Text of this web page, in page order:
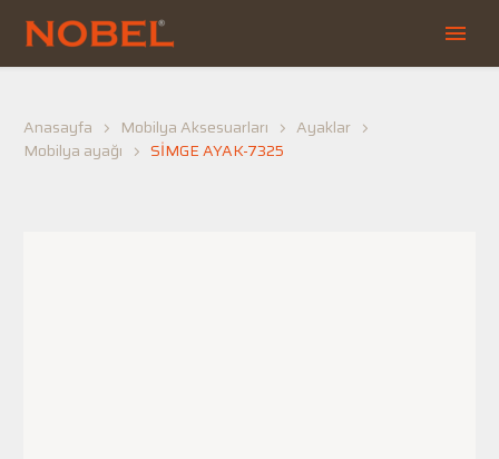
Anasayfa Mobilya Aksesuarları
Ayaklar
Mobilya ayağı
SİMGE AYAK-7325